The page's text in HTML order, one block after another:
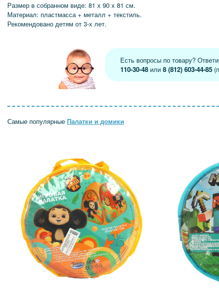
Размер в собранном виде: 81 х 90 х 81 см.
Материал: пластмасса + металл + текстиль.
Рекомендовано детям от 3-х лет.
Есть вопросы по товару?
110-30-48 или8 (812) 603-44-85
Самые популярные Палатки и домики